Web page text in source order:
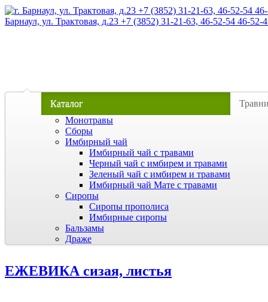
Барнаул, ул. Трактовая, д.23 +7 (3852) 31-21-63, 46-52-54 46-52-
Каталог
Монотравы
Сборы
Имбирный чай
Имбирный чай с травами
Черный чай с имбирем и травами
Зеленый чай с имбирем и травами
Имбирный чай Мате с травами
Сиропы
Сиропы прополиса
Имбирные сиропы
Бальзамы
Драже
ЕЖЕВИКА сизая, листья